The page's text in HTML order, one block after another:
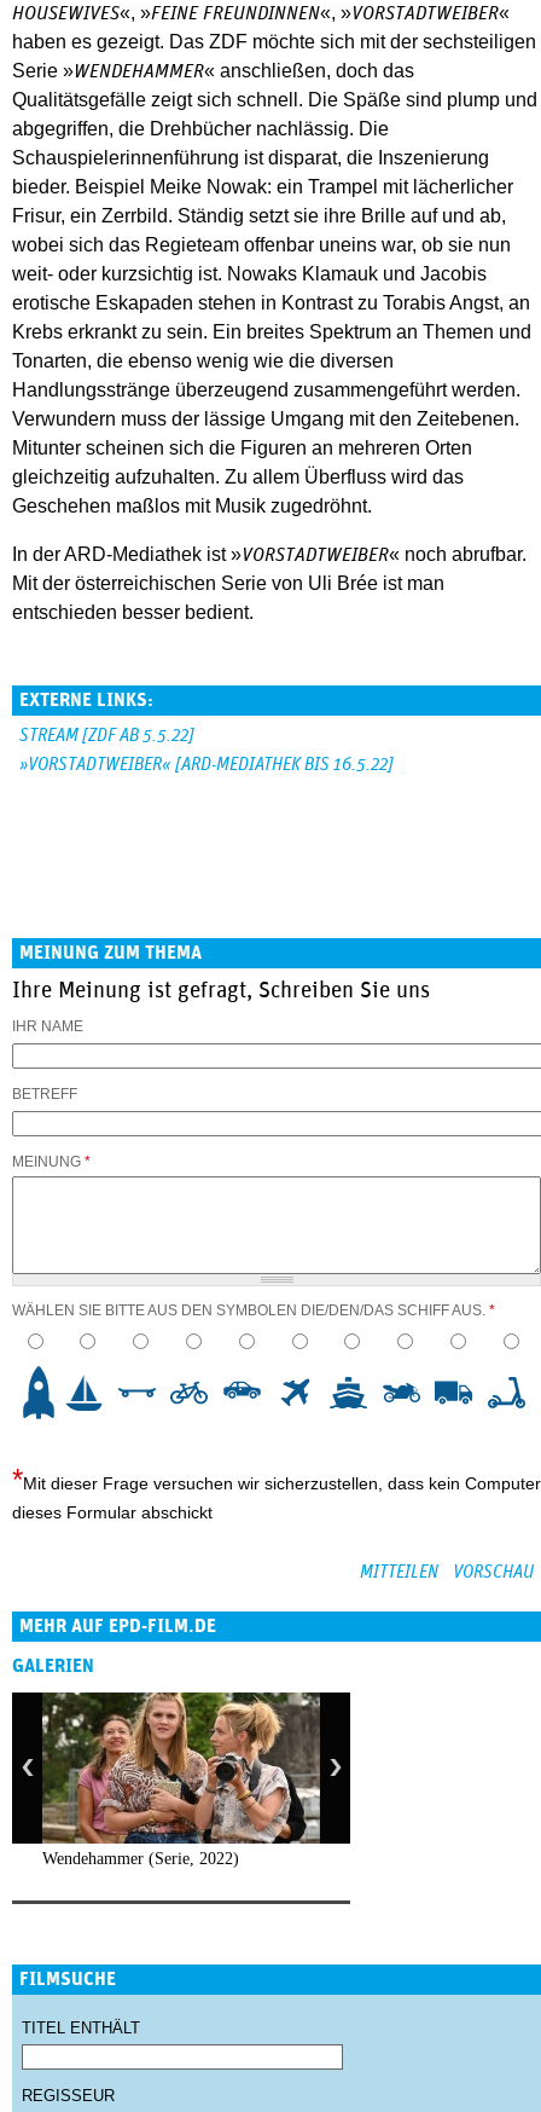
HOUSEWIVES«, »FEINE FREUNDINNEN«, »VORSTADTWEIBER«
haben es gezeigt. Das ZDF möchte sich mit der sechsteiligen
Serie »WENDEHAMMER« anschließen, doch das
Qualitätsgefälle zeigt sich schnell. Die Späße sind plump und
abgegriffen, die Drehbücher nachlässig. Die
Schauspielerinnenführung ist disparat, die Inszenierung
bieder. Beispiel Meike Nowak: ein Trampel mit lächerlicher
Frisur, ein Zerrbild. Ständig setzt sie ihre Brille auf und ab,
wobei sich das Regieteam offenbar uneins war, ob sie nun
weit- oder kurzsichtig ist. Nowaks Klamauk und Jacobis
erotische Eskapaden stehen in Kontrast zu Torabis Angst, an
Krebs erkrankt zu sein. Ein breites Spektrum an Themen und
Tonarten, die ebenso wenig wie die diversen
Handlungsstränge überzeugend zusammengeführt werden.
Verwundern muss der lässige Umgang mit den Zeitebenen.
Mitunter scheinen sich die Figuren an mehreren Orten
gleichzeitig aufzuhalten. Zu allem Überfluss wird das
Geschehen maßlos mit Musik zugedröhnt.
In der ARD-Mediathek ist »VORSTADTWEIBER« noch abrufbar.
Mit der österreichischen Serie von Uli Brée ist man
entschieden besser bedient.
EXTERNE LINKS:
STREAM [ZDF AB 5.5.22]
»VORSTADTWEIBER« [ARD-MEDIATHEK BIS 16.5.22]
MEINUNG ZUM THEMA
Ihre Meinung ist gefragt, Schreiben Sie uns
IHR NAME
BETREFF
MEINUNG *
WÄHLEN SIE BITTE AUS DEN SYMBOLEN DIE/DEN/DAS SCHIFF AUS. *
Mit dieser Frage versuchen wir sicherzustellen, dass kein Computer
dieses Formular abschickt
MEHR AUF EPD-FILM.DE
GALERIEN
Wendehammer (Serie, 2022)
FILMSUCHE
TITEL ENTHÄLT
REGISSEUR